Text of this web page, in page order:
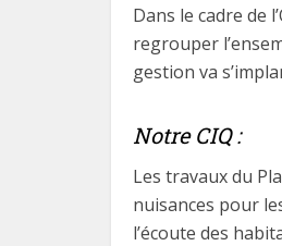
Dans le cadre de
regrouper
gestion va
Notre CIQ :
Les travaux du
nuisances pour
l’écoute des